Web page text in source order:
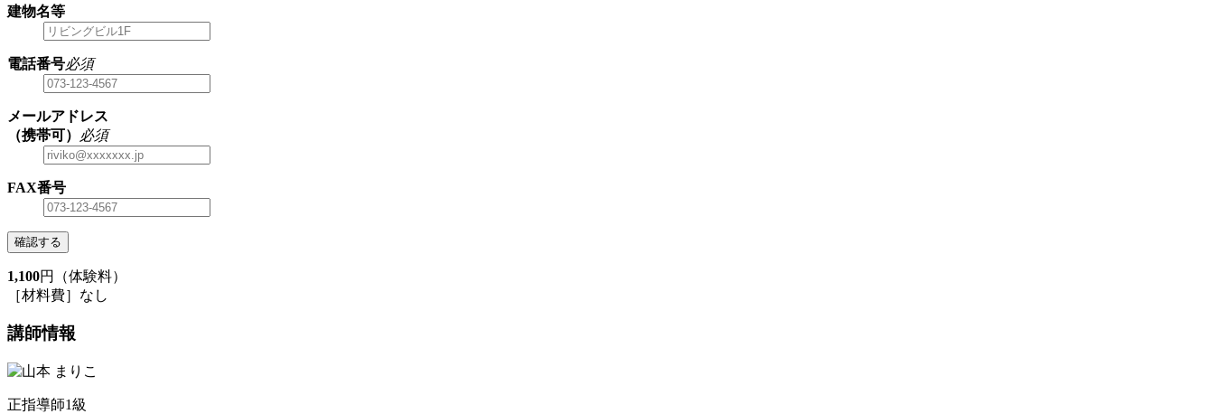
建物名等
電話番号必須
メールアドレス
（携帯可）
必須
FAX番号
確認する
1,100円（体験料）
［材料費］なし
講師情報
正指導師1級